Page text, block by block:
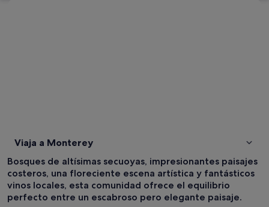
Viaja a Monterey
Bosques de altísimas secuoyas, impresionantes paisajes
costeros, una floreciente escena artística y fantásticos
vinos locales, esta comunidad ofrece el equilibrio
perfecto entre un escabroso pero elegante paisaje.